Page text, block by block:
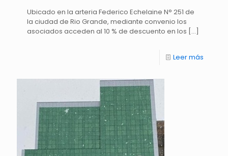
Ubicado en la arteria Federico Echelaine N° 251 de
la ciudad de Rio Grande, mediante convenio los
asociados acceden al 10 % de descuento en los […]
Leer más